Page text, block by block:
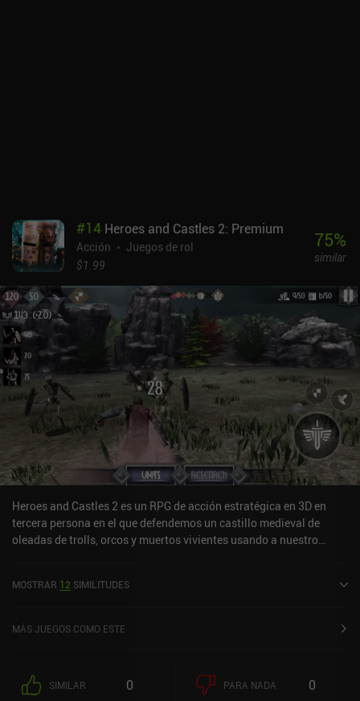
primeras localizaciones, tras las cuales un único iAP de 9,99 $
desbloquea el juego completo. Es relativamente caro y se puede
completar en unas 15 horas, pero también ofrece una cantidad
decente de rejugabilidad, y la prueba significa que al menos
podemos evaluar el juego antes de comprarlo.
#14 Heroes and Castles 2: Premium
Acción
Juegos de rol
$1.99
75%
similar
Heroes and Castles 2 es un RPG de acción estratégica en 3D en
tercera persona en el que defendemos un castillo medieval de
oleadas de trolls, orcos y muertos vivientes usando a nuestro
para combatir a los atacantes y gastamos puntos para engendrar
inflige mucho más daño que estas unidades, el gran número de
automáticamente con el tiempo.Todas nuestras unidades sirven
para diferentes propósitos estratégicos, el combate es muy
MOSTRAR 12 SIMILITUDES
MÁS JUEGOS COMO ESTE
SIMILAR 0 PARA NADA 0